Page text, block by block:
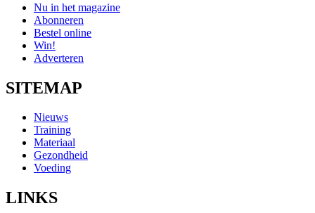
Nu in het magazine
Abonneren
Bestel online
Win!
Adverteren
SITEMAP
Nieuws
Training
Materiaal
Gezondheid
Voeding
LINKS